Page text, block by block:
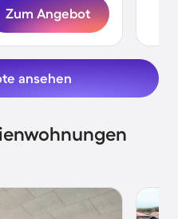
Zum Angebot
ansehen